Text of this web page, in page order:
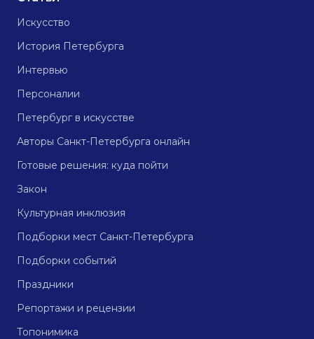
Искусство
История Петербурга
Интервью
Персоналии
Петербург в искусстве
Авторы Санкт-Петербурга онлайн
Готовые решения: куда пойти
Закон
Культурная инклюзия
Подборки мест Санкт-Петербурга
Подборки событий
Праздники
Репортажи и рецензии
Топонимика